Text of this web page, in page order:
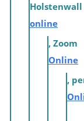
Holstenwall
online
, Zoom
Online
,